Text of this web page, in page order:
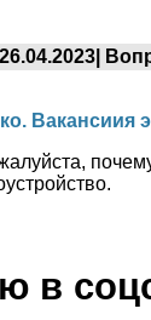
Вакансиия
в